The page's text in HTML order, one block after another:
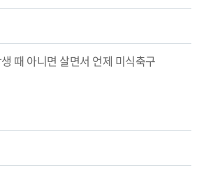
때 아니면 살면서 언제 미식축구